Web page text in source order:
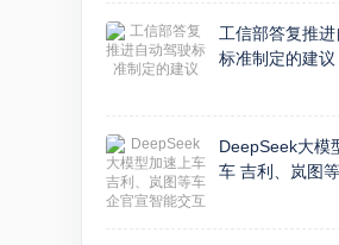
工信部答复推
标准制定的建议
DeepSeek大模
车 吉利、岚图等